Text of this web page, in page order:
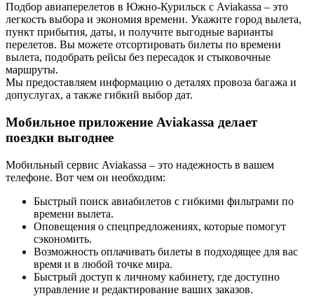
Подбор авиаперелетов в Южно-Курильск с Aviakassa – это
легкость выбора и экономия времени. Укажите город вылета,
пункт прибытия, даты, и получите выгодные варианты
перелетов. Вы можете отсортировать билеты по времени
вылета, подобрать рейсы без пересадок и стыковочные
маршруты.
Мы предоставляем информацию о деталях провоза багажа и
допуслугах, а также гибкий выбор дат.
Мобильное приложение Aviakassa делает
поездки выгоднее
Мобильный сервис Aviakassa – это надежность в вашем
телефоне. Вот чем он необходим:
Быстрый поиск авиабилетов с гибкими фильтрами по
времени вылета.
Оповещения о спецпредложениях, которые помогут
сэкономить.
Возможность оплачивать билеты в подходящее для вас
время и в любой точке мира.
Быстрый доступ к личному кабинету, где доступно
управление и редактирование ваших заказов.